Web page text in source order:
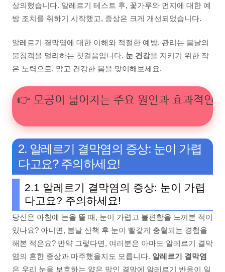
상의했습니다. 알레르기 테스트 후, 꽃가루와 먼지에 대한 예
방 조치를 취하기 시작했고, 증상은 크게 개선되었습니다.
알레르기 결막염에 대한 이해와 적절한 예방, 관리는 봄날의
불청객을 멀리하는 첫걸음입니다. 눈 건강을 지키기 위한 작
은 노력으로, 맑고 건강한 봄을 맞이해보세요.
👉 모공이 넓어지는 주요 원인과 효과적인
2. 알레르기 결막염의 증상: 눈이 가렵
다고요? 주의하세요!
2.1 알레르기 결막염의 증상: 눈이 가렵
다고요? 주의하세요!
당신은 아침에 눈을 뜰 때, 눈이 가렵고 불편함을 느껴본 적이
있나요? 아니면, 봄날 산책 후 눈이 빨갛게 충혈되는 경험을
해본 적은요? 만약 그렇다면, 여러분은 아마도 알레르기 결막
염의 흔한 증상과 마주했을지도 모릅니다. 알레르기 결막염
은 우리 눈을 보호하는 얇은 막인 결막에 알레르기 반응이 일